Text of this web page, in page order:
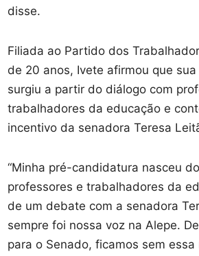
disse.
Filiada ao Partido dos
de 20 anos, Ivete afirmou que
surgiu a partir do diálogo com
trabalhadores da educação e
incentivo da senadora Teresa
“Minha pré-candidatura nasceu
professores e trabalhadores da
de um debate com a senadora
sempre foi nossa voz na Alepe.
para o Senado, ficamos sem